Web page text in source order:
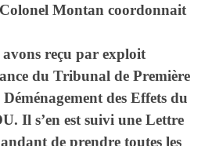
Montan coordonnait
reçu par exploit
du Tribunal de Première
des Effets du
Il s’en est suivi une Lettre
de prendre toutes les